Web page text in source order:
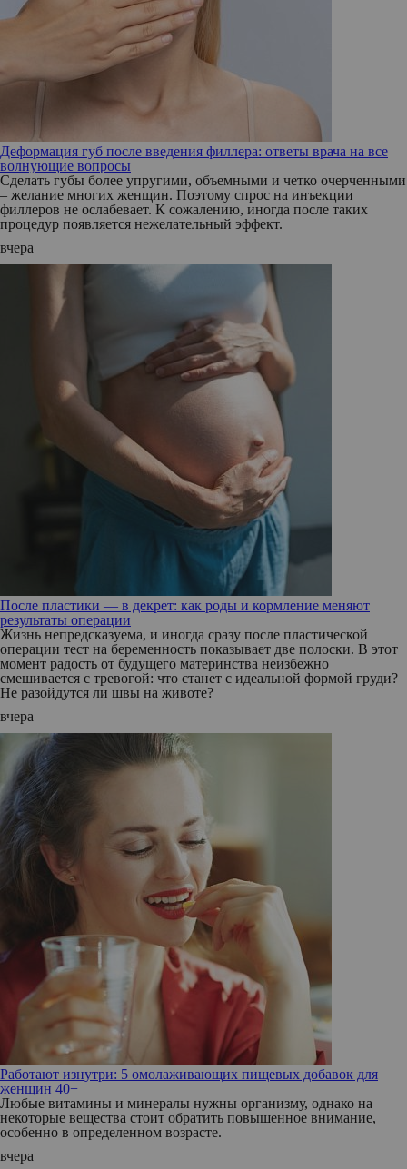
Деформация губ после введения филлера: ответы врача на все
волнующие вопросы
Сделать губы более упругими, объемными и четко очерченными
– желание многих женщин. Поэтому спрос на инъекции
филлеров не ослабевает. К сожалению, иногда после таких
процедур появляется нежелательный эффект.
вчера
После пластики — в декрет: как роды и кормление меняют
результаты операции
Жизнь непредсказуема, и иногда сразу после пластической
операции тест на беременность показывает две полоски. В этот
момент радость от будущего материнства неизбежно
смешивается с тревогой: что станет с идеальной формой груди?
Не разойдутся ли швы на животе?
вчера
Работают изнутри: 5 омолаживающих пищевых добавок для
женщин 40+
Любые витамины и минералы нужны организму, однако на
некоторые вещества стоит обратить повышенное внимание,
особенно в определенном возрасте.
вчера